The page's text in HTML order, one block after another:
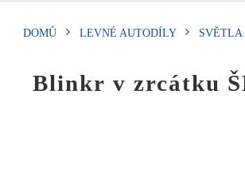
DOMŮ LEVNÉ AUTODÍLY SVĚTLA
Blinkr v zrcátku